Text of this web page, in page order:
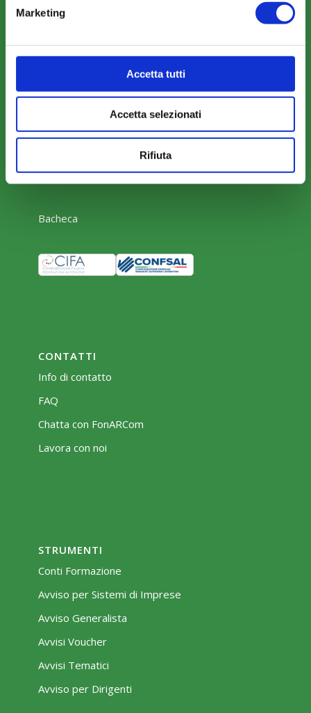
Marketing
Accetta tutti
Accetta selezionati
Rifiuta
Rassegna Stampa
AREA RISERVATA
Parere Parti
Bacheca
CONTATTI
Info di contatto
FAQ
Chatta con FonARCom
Lavora con noi
STRUMENTI
Conti Formazione
Avviso per Sistemi di Imprese
Avviso Generalista
Avvisi Voucher
Avvisi Tematici
Avviso per Dirigenti